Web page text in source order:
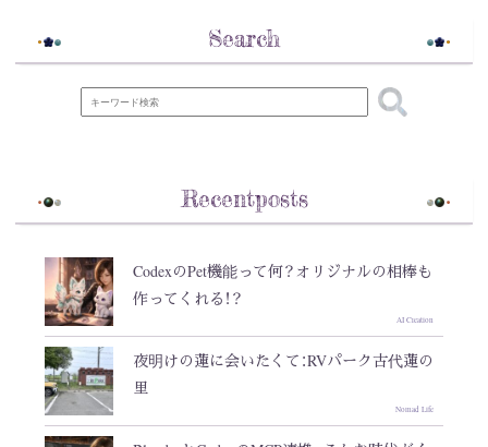
Search
Recentposts
CodexのPet機能って何？オリジナルの相棒も
作ってくれる！？
AI Creation
夜明けの蓮に会いたくて：RVパーク古代蓮の
里
Nomad Life